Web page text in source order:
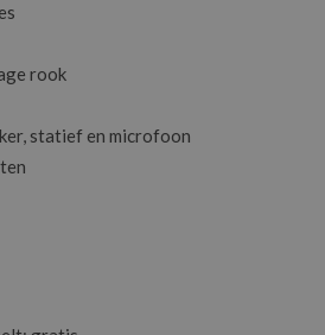
rook
statief en microfoon